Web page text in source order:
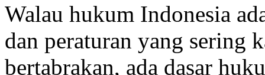
Walau hukum Indonesia
dan peraturan yang sering
bertabrakan, ada dasar